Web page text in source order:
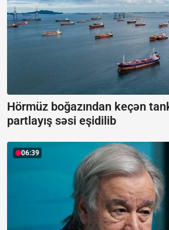
Hörmüz boğazından keçən
partlayış səsi eşidilib
06:39